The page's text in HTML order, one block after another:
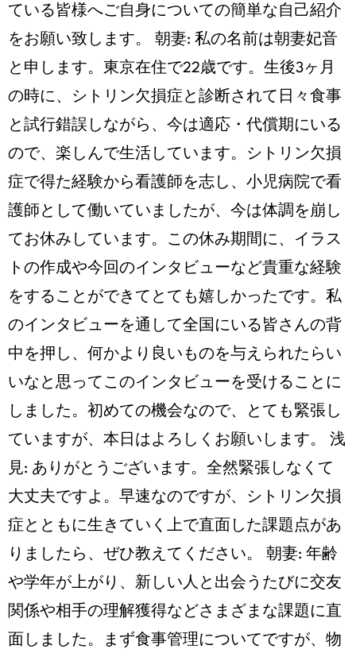
ている皆様へご自身についての簡単な自己紹介
をお願い致します。 朝妻: 私の名前は朝妻妃音
と申します。東京在住で22歳です。生後3ヶ月
の時に、シトリン欠損症と診断されて日々食事
と試行錯誤しながら、今は適応・代償期にいる
ので、楽しんで生活しています。シトリン欠損
症で得た経験から看護師を志し、小児病院で看
護師として働いていましたが、今は体調を崩し
てお休みしています。この休み期間に、イラス
トの作成や今回のインタビューなど貴重な経験
をすることができてとても嬉しかったです。私
のインタビューを通して全国にいる皆さんの背
中を押し、何かより良いものを与えられたらい
いなと思ってこのインタビューを受けることに
しました。初めての機会なので、とても緊張し
ていますが、本日はよろしくお願いします。 浅
見: ありがとうございます。全然緊張しなくて
大丈夫ですよ。早速なのですが、シトリン欠損
症とともに生きていく上で直面した課題点があ
りましたら、ぜひ教えてください。 朝妻: 年齢
や学年が上がり、新しい人と出会うたびに交友
関係や相手の理解獲得などさまざまな課題に直
面しました。まず食事管理についてですが、物